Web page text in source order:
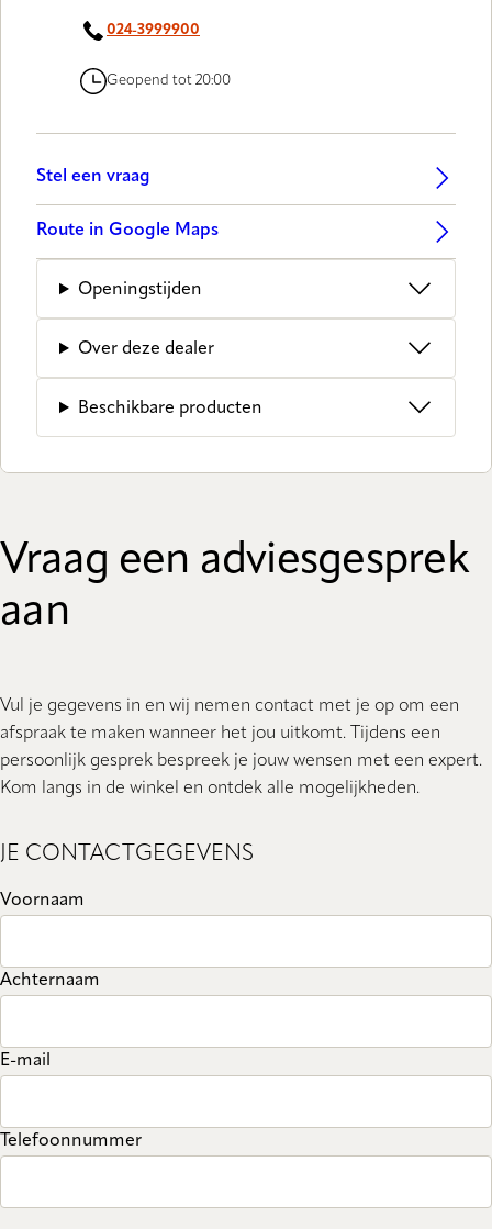
024-3999900
Geopend tot 20:00
Stel een vraag
Route in Google Maps
Openingstijden
Over deze dealer
Beschikbare producten
Vraag een adviesgesprek
aan
Vul je gegevens in en wij nemen contact met je op om een
afspraak te maken wanneer het jou uitkomt. Tijdens een
persoonlijk gesprek bespreek je jouw wensen met een expert.
Kom langs in de winkel en ontdek alle mogelijkheden.
JE CONTACTGEGEVENS
Voornaam
Achternaam
E-mail
Telefoonnummer